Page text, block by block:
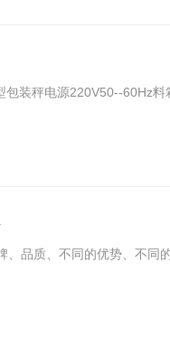
装秤电源220V50--60Hz料
品质、不同的优势、不同的